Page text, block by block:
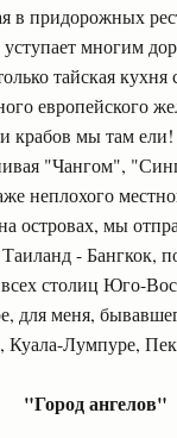
в придорожных
уступает многим
тайская
европейского
крабов мы там
"Чангом",
неплохого
островах, мы
Таиланд - Бангкок,
столиц Юго-
для меня,
Куала-Лумпуре,
"Город ангелов"